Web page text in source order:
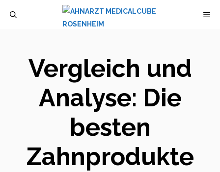
Vergleich und
Analyse: Die
besten
Zahnprodukte